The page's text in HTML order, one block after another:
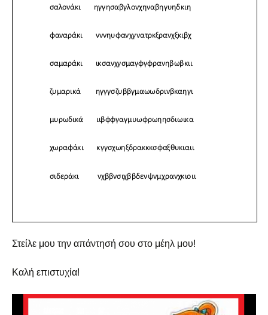
Στείλε μου την απάντησή σου στο μέηλ μου!
Καλή επιστυχία!